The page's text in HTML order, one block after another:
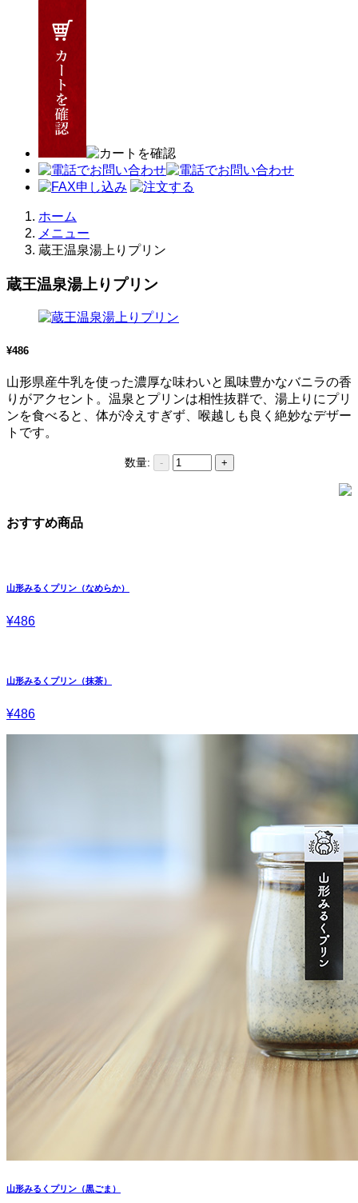
ホーム
メニュー
蔵王温泉湯上りプリン
蔵王温泉湯上りプリン
¥486
山形県産牛乳を使った濃厚な味わいと風味豊かなバニラの香
りがアクセント。温泉とプリンは相性抜群で、湯上りにプリ
ンを食べると、体が冷えすぎず、喉越しも良く絶妙なデザー
トです。
数量: - +
おすすめ商品
山形みるくプリン（なめらか）
¥486
山形みるくプリン（抹茶）
¥486
山形みるくプリン（黒ごま）